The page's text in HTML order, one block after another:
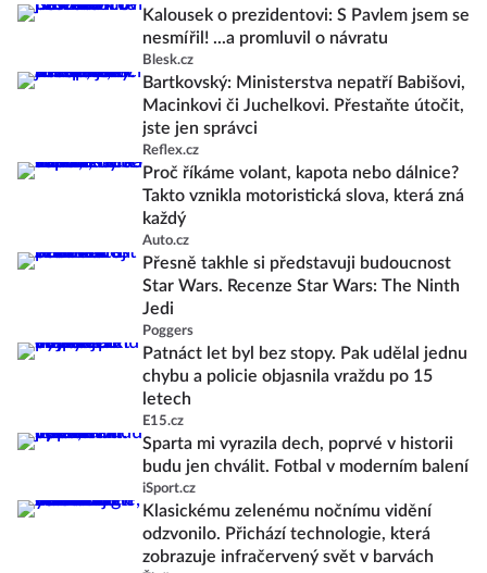
Kalousek o prezidentovi: S Pavlem jsem se
nesmířil! ...a promluvil o návratu
Blesk.cz
Bartkovský: Ministerstva nepatří Babišovi,
Macinkovi či Juchelkovi. Přestaňte útočit,
jste jen správci
Reflex.cz
Proč říkáme volant, kapota nebo dálnice?
Takto vznikla motoristická slova, která zná
každý
Auto.cz
Přesně takhle si představuji budoucnost
Star Wars. Recenze Star Wars: The Ninth
Jedi
Poggers
Patnáct let byl bez stopy. Pak udělal jednu
chybu a policie objasnila vraždu po 15
letech
E15.cz
Sparta mi vyrazila dech, poprvé v historii
budu jen chválit. Fotbal v moderním balení
iSport.cz
Klasickému zelenému nočnímu vidění
odzvonilo. Přichází technologie, která
zobrazuje infračervený svět v barvách